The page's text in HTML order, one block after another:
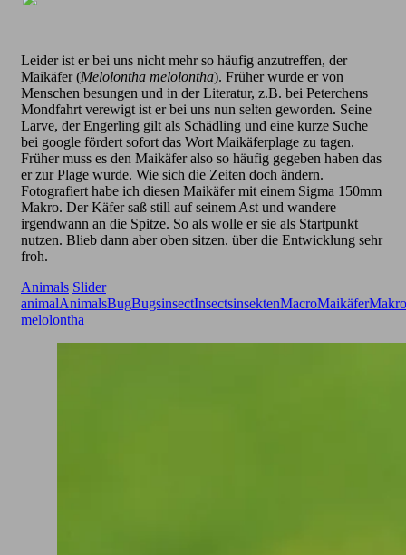
Leider ist er bei uns nicht mehr so häufig anzutreffen, der
Maikäfer (Melolontha melolontha). Früher wurde er von
Menschen besungen und in der Literatur, z.B. bei Peterchens
Mondfahrt verewigt ist er bei uns nun selten geworden. Seine
Larve, der Engerling gilt als Schädling und eine kurze Suche
bei google fördert sofort das Wort Maikäferplage zu tagen.
Früher muss es den Maikäfer also so häufig gegeben haben das
er zur Plage wurde. Wie sich die Zeiten doch ändern.
Fotografiert habe ich diesen Maikäfer mit einem Sigma 150mm
Makro. Der Käfer saß still auf seinem Ast und wandere
irgendwann an die Spitze. So als wolle er sie als Startpunkt
nutzen. Blieb dann aber oben sitzen. über die Entwicklung sehr
froh.
Animals Slider
animalAnimalsBugBugsinsectInsectsinsektenMacroMaikäferMakro
melolontha